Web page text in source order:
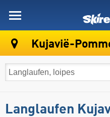
Kujavië-
Langlaufen